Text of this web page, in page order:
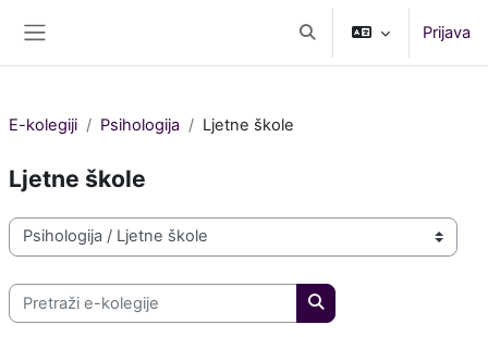
Toggle search inputPrijava
E-kolegiji Psihologija Ljetne škole
Ljetne škole
Popis e-kolegija
Pretraži e-kolegije
Pretraži e-kolegije